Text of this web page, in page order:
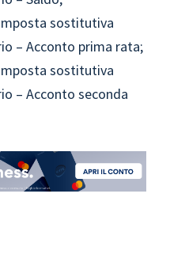
sostitutiva
– Acconto prima rata;
sostitutiva
– Acconto seconda